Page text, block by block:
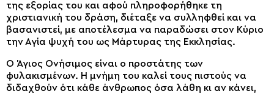
της εξορίας του και αφού πληροφορήθηκε τη
χριστιανική του δράση, διέταξε να συλληφθεί και να
βασανιστεί, με αποτέλεσμα να παραδώσει στον Κύριο
την Αγία ψυχή του ως Μάρτυρας της Εκκλησίας.
O Άγιος Ονήσιμος είναι ο προστάτης των
φυλακισμένων. Η μνήμη του καλεί τους πιστούς να
διδαχθούν ότι κάθε άνθρωπος όσα λάθη κι αν κάνει,